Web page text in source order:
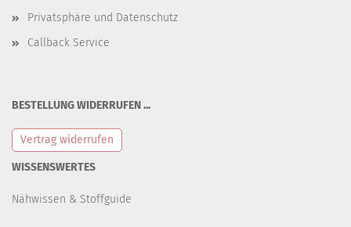
Privatsphäre und Datenschutz
Callback Service
BESTELLUNG WIDERRUFEN ...
Vertrag widerrufen
WISSENSWERTES
Nähwissen & Stoffguide